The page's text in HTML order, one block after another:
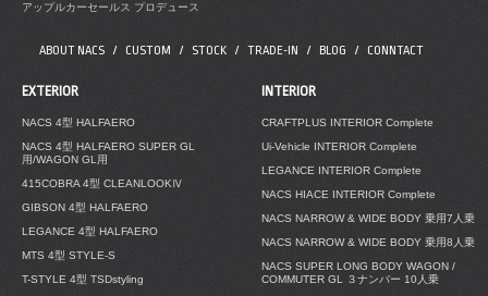
アップルカーセールス プロデュース
ABOUT NACS CUSTOM STOCK TRADE-IN BLOG CONNTACT
EXTERIOR
NACS 4型 HALFAERO
NACS 4型 HALFAERO SUPER GL
用/WAGON GL用
415COBRA 4型 CLEANLOOKⅣ
GIBSON 4型 HALFAERO
LEGANCE 4型 HALFAERO
MTS 4型 STYLE-S
T-STYLE 4型 TSDstyling
INTERIOR
CRAFTPLUS INTERIOR Complete
Ui-Vehicle INTERIOR Complete
LEGANCE INTERIOR Complete
NACS HIACE INTERIOR Complete
NACS NARROW & WIDE BODY 乗用7人乗
NACS NARROW & WIDE BODY 乗用8人乗
NACS SUPER LONG BODY WAGON /
COMMUTER GL ３ナンバー 10人乗